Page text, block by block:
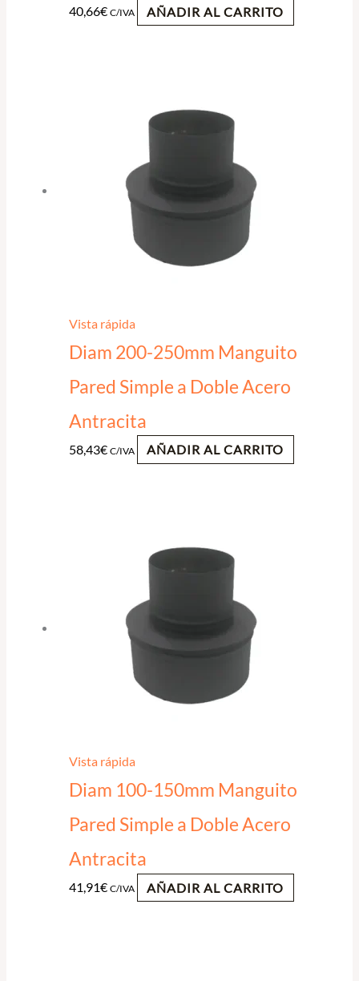
40,66€ C/IVA AÑADIR AL CARRITO
Vista rápida
Diam 200-250mm Manguito
Pared Simple a Doble Acero
Antracita
58,43€ C/IVA AÑADIR AL CARRITO
Vista rápida
Diam 100-150mm Manguito
Pared Simple a Doble Acero
Antracita
41,91€ C/IVA AÑADIR AL CARRITO